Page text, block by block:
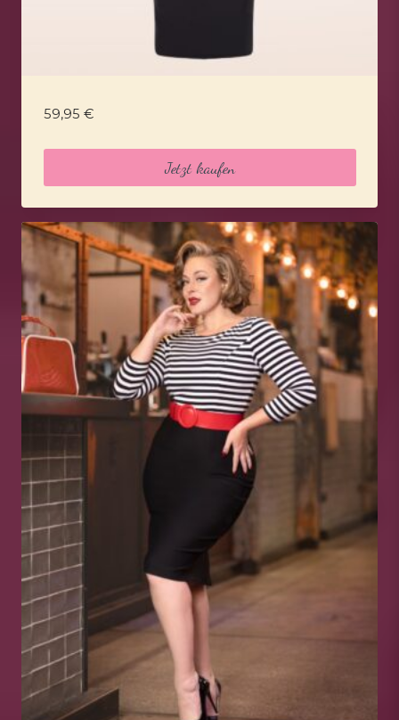
59,95 €
Jetzt kaufen